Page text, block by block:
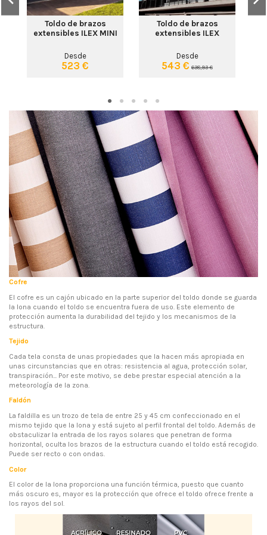
Toldo de brazos
extensibles ILEX MINI
Desde
523 €
Toldo de brazos
extensibles ILEX
Desde
543 € 638,93 €
Cofre
El cofre es un cajón ubicado en la parte superior del toldo donde se guarda
la lona cuando el toldo se encuentra fuera de uso. Este elemento de
protección aumenta la durabilidad del tejido y los mecanismos de la
estructura.
Tejido
Cada tela consta de unas propiedades que la hacen más apropiada en
unas circunstancias que en otras: resistencia al agua, protección solar,
transpiración... Por este motivo, se debe prestar especial atención a la
meteorología de la zona.
Faldón
La faldilla es un trozo de tela de entre 25 y 45 cm confeccionado en el
mismo tejido que la lona y está sujeto al perfil frontal del toldo. Además de
obstaculizar la entrada de los rayos solares que penetran de forma
horizontal, oculta los brazos de la estructura cuando el toldo está recogido.
Puede ser recto o con ondas.
Color
El color de la lona proporciona una función térmica, puesto que cuanto
más oscuro es, mayor es la protección que ofrece el toldo ofrece frente a
los rayos del sol.